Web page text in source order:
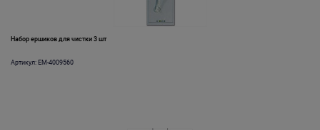
Набор ершиков для чистки 3 шт
Артикул: EM-4009560